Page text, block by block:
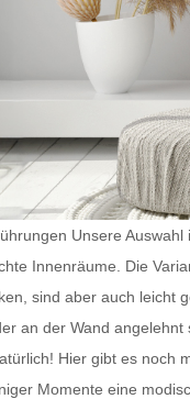
Unsere
Innenräume. Die
sind aber auch leicht
an der Wand
Hier gibt es noch
Momente eine